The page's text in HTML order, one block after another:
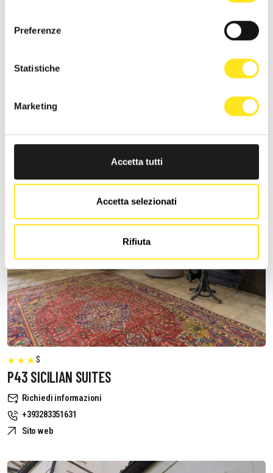
Preferenze
Statistiche
Marketing
Accetta tutti
Accetta selezionati
Rifiuta
MORONERO IBLA SICILY
+393333094801
S
P43 SICILIAN SUITES
Richiedi informazioni
+393283351631
Sito web